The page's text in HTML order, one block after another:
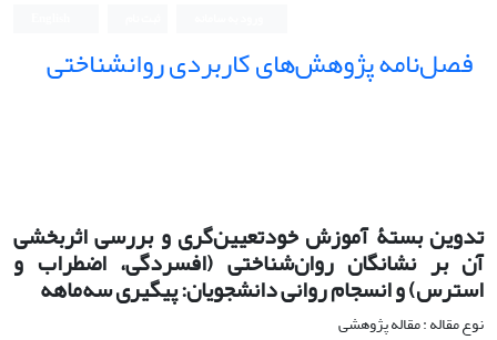
فصل‌نامه پژوهش‌های کاربردی روانشناختی
تدوین بستۀ آموزش خودتعیین‌گری و بررسی اثربخشی
آن بر نشانگان روان‌شناختی (افسردگی، اضطراب و
استرس) و انسجام روانی دانشجویان: پیگیری سه‌ماهه
نوع مقاله : مقاله پژوهشی